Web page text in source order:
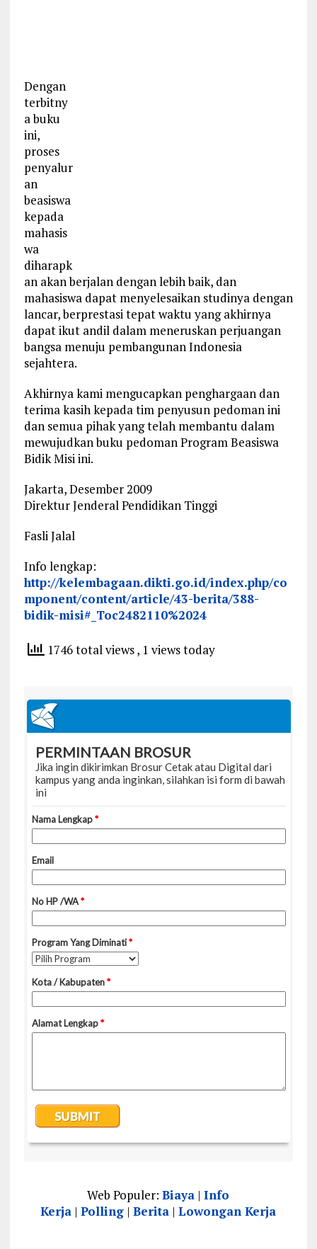
Dengan
terbitny
a buku
ini,
proses
penyalur
an
beasiswa
kepada
mahasis
wa
diharapk
an akan berjalan dengan lebih baik, dan
mahasiswa dapat menyelesaikan studinya dengan
lancar, berprestasi tepat waktu yang akhirnya
dapat ikut andil dalam meneruskan perjuangan
bangsa menuju pembangunan Indonesia
sejahtera.
Akhirnya kami mengucapkan penghargaan dan
terima kasih kepada tim penyusun pedoman ini
dan semua pihak yang telah membantu dalam
mewujudkan buku pedoman Program Beasiswa
Bidik Misi ini.
Jakarta, Desember 2009
Direktur Jenderal Pendidikan Tinggi
Fasli Jalal
Info lengkap:
http://kelembagaan.dikti.go.id/index.php/co
mponent/content/article/43-berita/388-
bidik-misi#_Toc2482110%2024
1746 total views, 1 views today
Web Populer:Biaya |Info
Kerja |Polling |Berita |Lowongan Kerja